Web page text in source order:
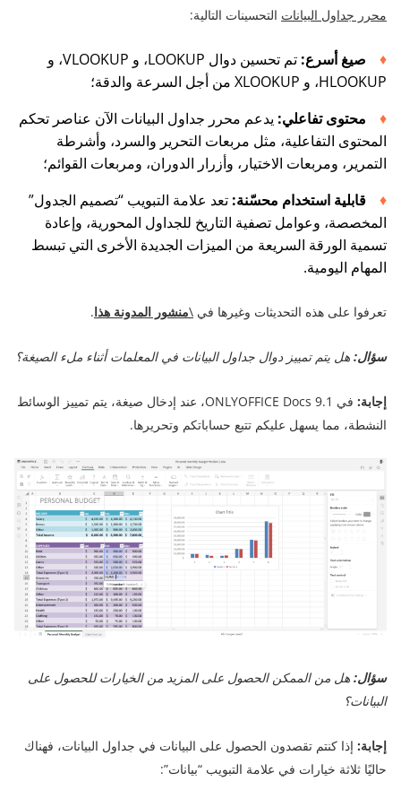
محرر جداول البيانات التحسينات التالية:
صيغ أسرع:
تم تحسين دوال LOOKUP، و VLOOKUP، و
HLOOKUP، و XLOOKUP من أجل السرعة والدقة؛
محتوى تفاعلي: يدعم محرر جداول البيانات الآن عناصر تحكم
المحتوى التفاعلية، مثل مربعات التحرير والسرد، وأشرطة
التمرير، ومربعات الاختيار، وأزرار الدوران، ومربعات القوائم؛
قابلية استخدام محسّنة: تعد علامة التبويب “تصميم الجدول”
المخصصة، وعوامل تصفية التاريخ للجداول المحورية، وإعادة
تسمية الورقة السريعة من الميزات الجديدة الأخرى التي تبسط
المهام اليومية.
تعرفوا على هذه التحديثات وغيرها في \منشور المدونة هذا.
سؤال: هل يتم تمييز دوال جداول البيانات في المعلمات أثناء ملء الصيغة؟
إجابة:
في ONLYOFFICE Docs 9.1، عند إدخال صيغة، يتم تمييز الوسائط
النشطة، مما يسهل عليكم تتبع حساباتكم وتحريرها.
سؤال: هل من الممكن الحصول على المزيد من الخيارات للحصول على
البيانات؟
إجابة: إذا كنتم تقصدون الحصول على البيانات في جداول البيانات، فهناك
حاليًا ثلاثة خيارات في علامة التبويب “بيانات”: